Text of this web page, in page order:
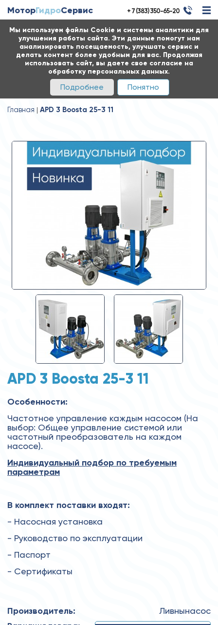
Мы используем файлы Cookie и системы аналитики для
улучшения работы сайта. Эти данные помогут нам
анализировать посещаемость, улучшать сервис и
делать контент более удобным для вас. Продолжая
использовать сайт, вы даете свое согласие на
обработку персональных данных.
Подробнее Понятно
МоторГидроСервис + 7 (383) 350-65-20
Главная APD 3 Boosta 25-3 11
APD 3 Boosta 25-3 11
Особенности:
Частотное управление каждым насосом (На
выбор: Общее управление системой или
частотный преобразователь на каждом
насосе).
Индивидуальный подбор по требуемым
параметрам
В комплект поставки входят:
- Насосная установка
- Руководство по эксплуатации
- Паспорт
- Сертификаты
Производитель: Ливнынасос